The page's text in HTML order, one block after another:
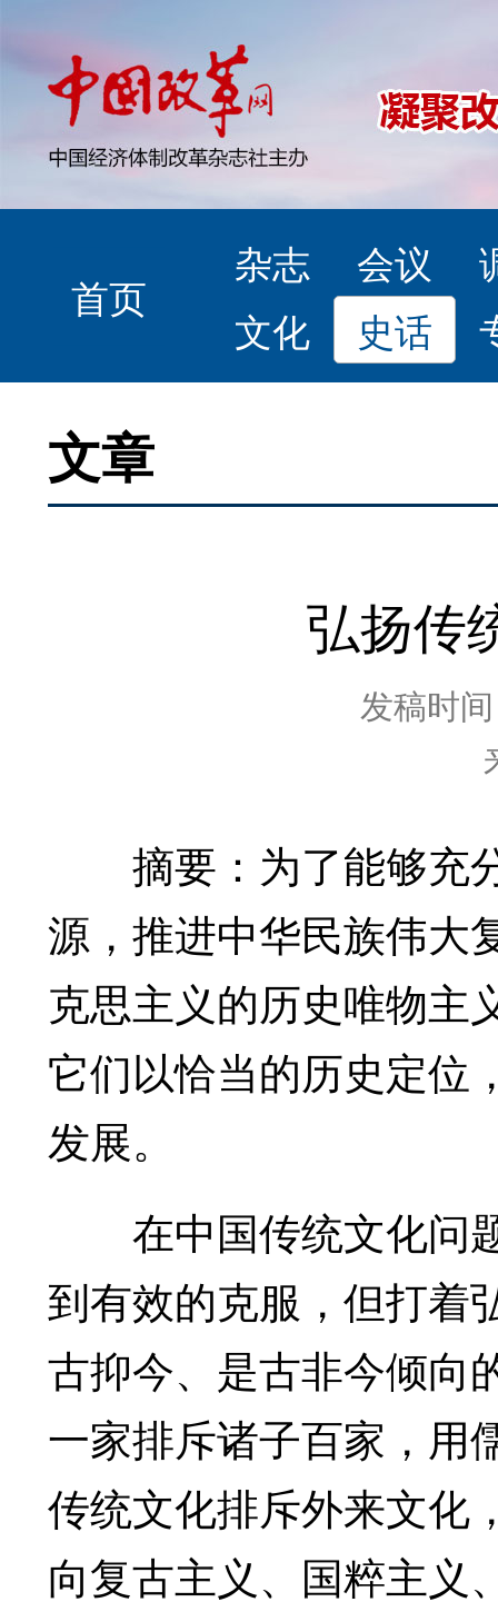
首页
杂志 会议
文化
史话
文章
弘扬传
发稿时
摘要：为了能够充
源，推进中华民族伟大
克思主义的历史唯物主
它们以恰当的历史定位
发展。
在中国传统文化问
到有效的克服，但打着
古抑今、是古非今倾向
一家排斥诸子百家，用
传统文化排斥外来文化
向复古主义、国粹主义